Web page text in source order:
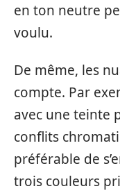
en ton neutre
voulu.
De même, les
compte. Par
avec une teinte
conflits
préférable de
trois couleurs